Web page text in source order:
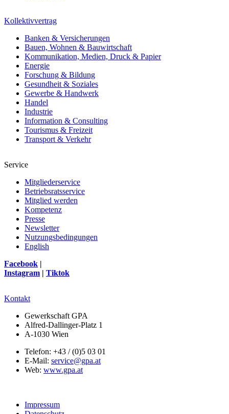
Kollektivvertrag
Banken & Versicherungen
Bauen, Wohnen & Bauwirtschaft
Kommunikation, Medien, Druck & Papier
Energie
Forschung & Bildung
Gesundheit & Soziales
Gewerbe & Handwerk
Handel
Industrie
Information & Consulting
Tourismus & Freizeit
Transport & Verkehr
Service
Mitgliederservice
Betriebsratsservice
Mitglied werden
Kompetenz
Presse
Newsletter
Nutzungsbedingungen
English
Facebook |
Instagram | Tiktok
Kontakt
Gewerkschaft GPA
Alfred-Dallinger-Platz 1
A-1030 Wien
Telefon: +43 / (0)5 03 01
E-Mail: service@gpa.at
Web: www.gpa.at
Impressum